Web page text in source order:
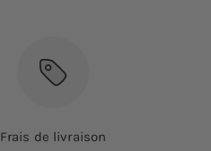
Frais de livraison